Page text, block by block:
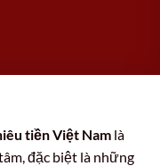
tiền Việt Nam là
đặc biệt là những